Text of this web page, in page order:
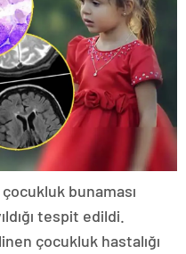
bunaması
tespit edildi.
çocukluk hastalığı